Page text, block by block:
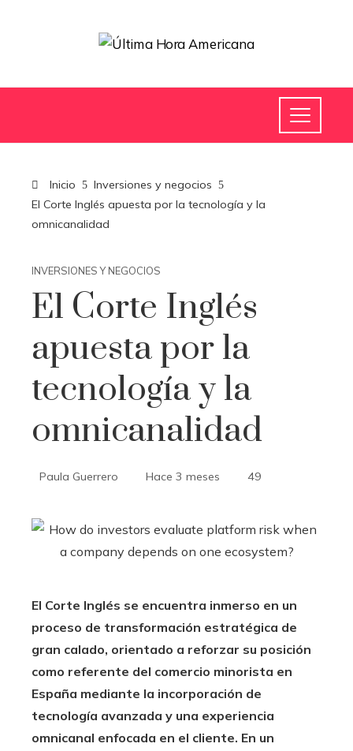
Inicio
Inversiones y negocios
El Corte Inglés apuesta por la tecnología y la
omnicanalidad
INVERSIONES Y NEGOCIOS
El Corte Inglés
apuesta por la
tecnología y la
omnicanalidad
Paula Guerrero Hace 3 meses 49
El Corte Inglés se encuentra inmerso en un
proceso de transformación estratégica de
gran calado, orientado a reforzar su posición
como referente del comercio minorista en
España mediante la incorporación de
tecnología avanzada y una experiencia
omnicanal enfocada en el cliente. En un